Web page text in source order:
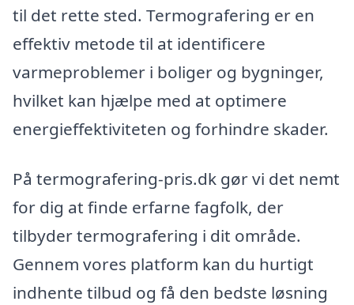
til det rette sted. Termografering er en
effektiv metode til at identificere
varmeproblemer i boliger og bygninger,
hvilket kan hjælpe med at optimere
energieffektiviteten og forhindre skader.
På termografering-pris.dk gør vi det nemt
for dig at finde erfarne fagfolk, der
tilbyder termografering i dit område.
Gennem vores platform kan du hurtigt
indhente tilbud og få den bedste løsning